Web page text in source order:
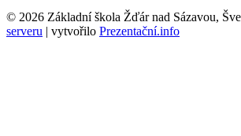
© 2026 Základní škola Žďár nad Sázavou,
serveru | vytvořilo Prezentační.info